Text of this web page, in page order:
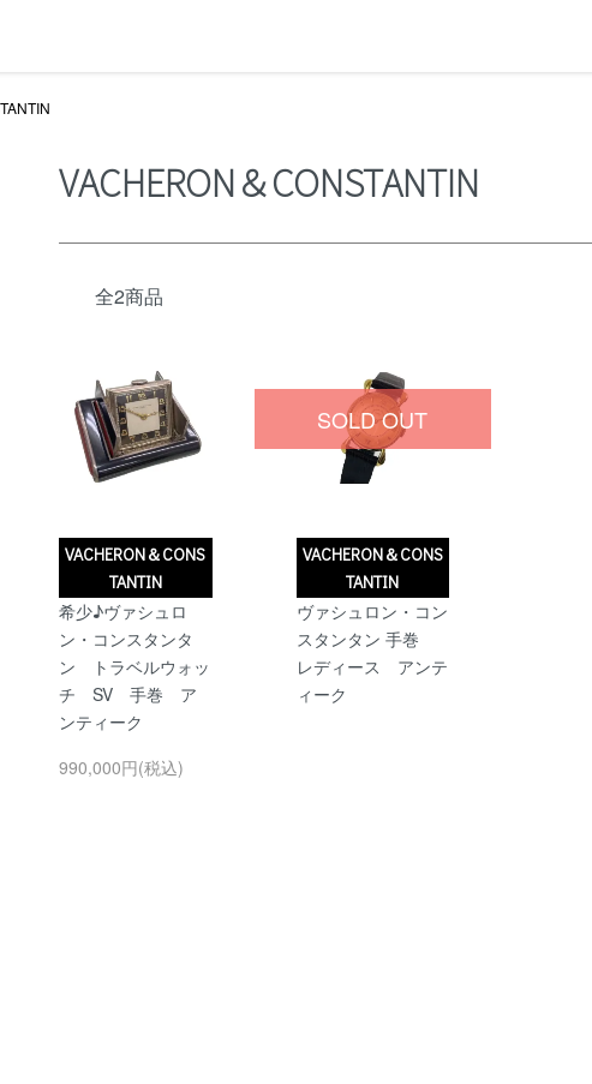
VACHERON＆CONSTANTIN
全2商品
VACHERON＆CONS
TANTIN
希少♪ヴァシュロ
ン・コンスタンタ
ン トラベルウォッ
チ SV 手巻 ア
ンティーク
990,000円(税込)
VACHERON＆CONS
TANTIN
ヴァシュロン・コン
スタンタン 手巻
レディース アンテ
ィーク
SOLD OUT